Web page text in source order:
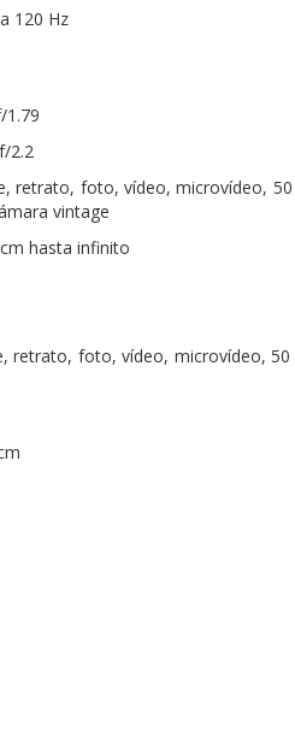
120 Hz
1.79
2.2
retrato, foto, vídeo, microvídeo,
vintage
hasta infinito
retrato, foto, vídeo, microvídeo,